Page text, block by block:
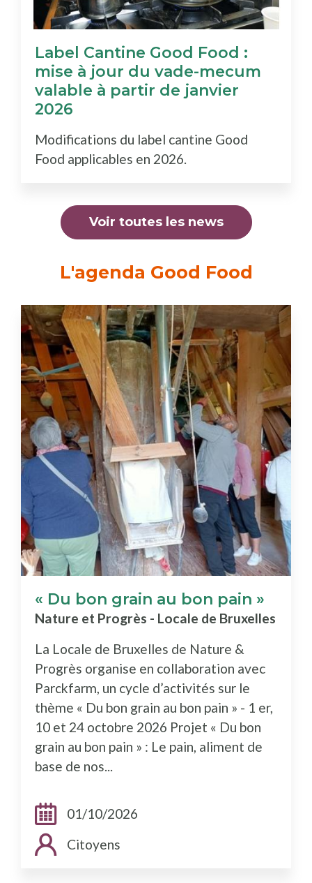
Label Cantine Good Food :
mise à jour du vade-mecum
valable à partir de janvier
2026
Modifications du label cantine Good
Food applicables en 2026.
Voir toutes les news
L'agenda Good Food
« Du bon grain au bon pain »
Nature et Progrès - Locale de Bruxelles
La Locale de Bruxelles de Nature &
Progrès organise en collaboration avec
Parckfarm, un cycle d’activités sur le
thème « Du bon grain au bon pain » - 1 er,
10 et 24 octobre 2026 Projet « Du bon
grain au bon pain » : Le pain, aliment de
base de nos...
Dates:01/10/2026
Public cible:
Citoyens